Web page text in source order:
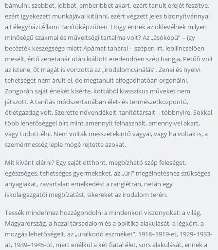
bámulni, szebbet, jobbat, emberibbet akart, ezért tanult erejét feszítve,
ezért igyekezett munkájával kitűnni, ezért végzett jeles bizonyítvánnyal
a Félegyházi Állami Tanítóképzőben Hogy ennek az oklevélnek milyen
minőségű szakmai és műveltségi tartalma volt? Az „ásóképű” – így
becézték keszegsége miatt Apámat tanárai – szépen írt, lebilincselően
mesélt, értő zenetanár után kiáltott eredendően szép hangja, Petőfi volt
az istene, őt magát is vonzotta az „irodalomcsinálás”. Zenei és nyelvi
tehetséget nem árult el, de megtanult elfogadhatóan orgonálni.
Zongorán saját énekét kísérte, kottából klasszikus műveket nem
játszott. A tanítás módszertanában élet- és természetközpontú,
ötletgazdag volt. Szerette növendékeit, tanítótársait – többnyire. Sokkal
több lehetőséggel bírt mint amennyit felhasznált, amennyivel akart,
vagy tudott élni. Nem voltak messzetekintő vágyai, vagy ha voltak is, a
szemérmesség leple mögé rejtette azokat.
Mit kívánt elérni? Egy saját otthont, megbízható szép feleséget,
egészséges, tehetséges gyermekeket, az „úri” megélhetéshez szükséges
anyagiakat, zavartalan emelkedést a ranglétrán, netán egy
iskolaigazgatói megbízatást, sikereket az irodalom terén.
Tessék mindehhez hozzágondolni a mindenkori viszonyokat: a világ,
Magyarország, a hazai társadalom és a politika alakulását, a légkört, a
mozgás lehetőségeit, az „uralkodó eszméket”, 1918–1919-et, 1929–1933-
at, 1939–1945-öt, mert enélkül a két fiatal élet, sors alakulását, ennek a